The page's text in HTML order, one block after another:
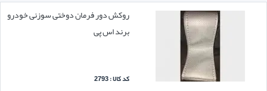
روکش دور فرمان دوختی سوزنی خودرو
برند اس پی
کد کالا : 2793